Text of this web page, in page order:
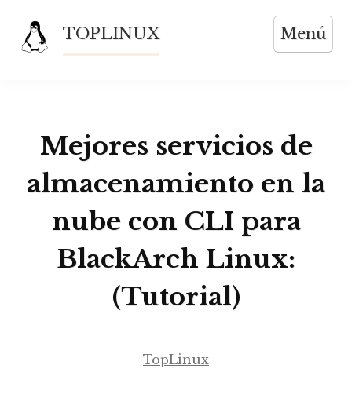
contenido
TOPLINUX Menú
Mejores servicios de
almacenamiento en la
nube con CLI para
BlackArch Linux:
(Tutorial)
TopLinux